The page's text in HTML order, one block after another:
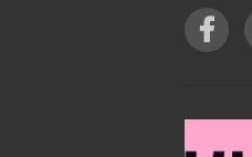
marmor, aluminium, kobber etc.